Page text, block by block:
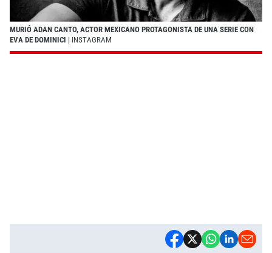
MURIÓ ADAN CANTO, ACTOR MEXICANO PROTAGONISTA DE UNA SERIE CON
EVA DE DOMINICI | INSTAGRAM